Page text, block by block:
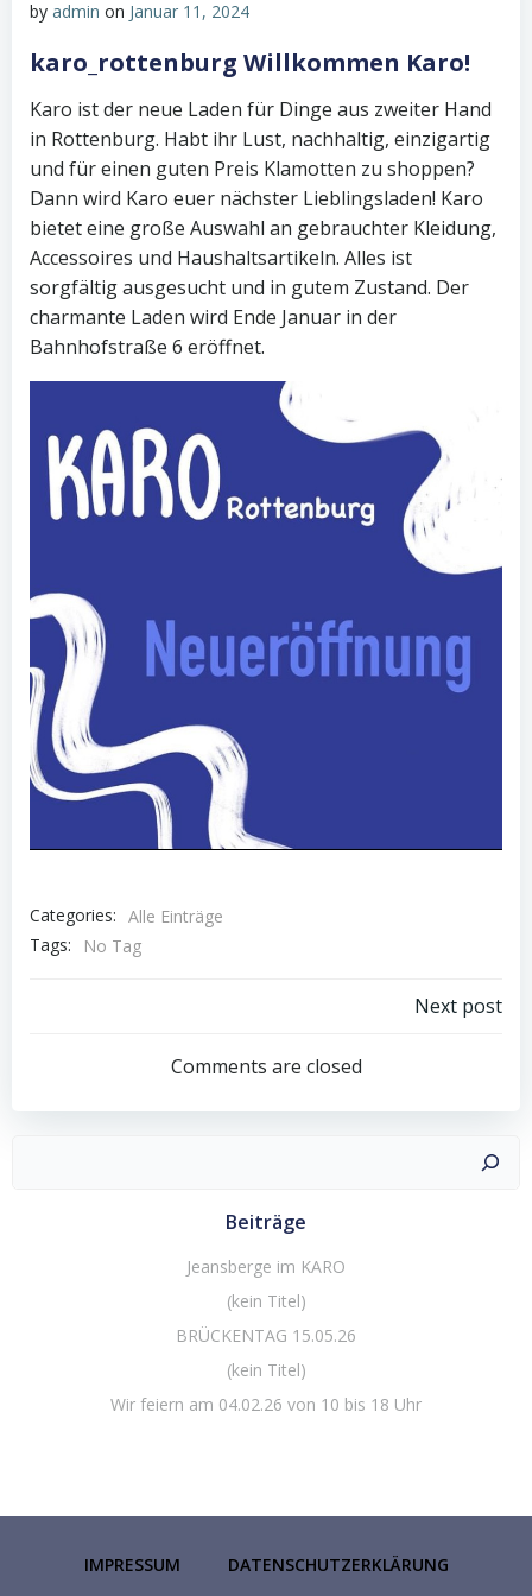
by admin on Januar 11, 2024
karo_rottenburg Willkommen Karo!
Karo ist der neue Laden für Dinge aus zweiter Hand
in Rottenburg. Habt ihr Lust, nachhaltig, einzigartig
und für einen guten Preis Klamotten zu shoppen?
Dann wird Karo euer nächster Lieblingsladen! Karo
bietet eine große Auswahl an gebrauchter Kleidung,
Accessoires und Haushaltsartikeln. Alles ist
sorgfältig ausgesucht und in gutem Zustand. Der
charmante Laden wird Ende Januar in der
Bahnhofstraße 6 eröffnet.
Categories: Alle Einträge
Tags:
No Tag
navigation
Next post
Comments are closed
Beiträge
Jeansberge im KARO
(kein Titel)
BRÜCKENTAG 15.05.26
(kein Titel)
Wir feiern am 04.02.26 von 10 bis 18 Uhr
IMPRESSUM DATENSCHUTZERKLÄRUNG